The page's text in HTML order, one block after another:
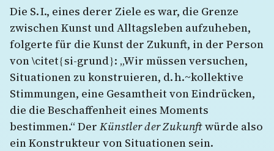
Die S. I., eines derer Ziele es war, die Grenze
zwischen Kunst und Alltagsleben aufzuheben,
folgerte für die Kunst der Zukunft, in der Person
von \citet{si-grund}: „Wir müssen versuchen,
Situationen zu konstruieren, d. h.~kollektive
Stimmungen, eine Gesamtheit von Eindrücken,
die die Beschaffenheit eines Moments
bestimmen.“ DerKünstler der Zukunftwürde also
ein Konstrukteur von Situationen sein.